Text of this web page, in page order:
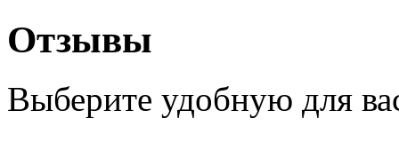
Отзывы
Выберите удобную для